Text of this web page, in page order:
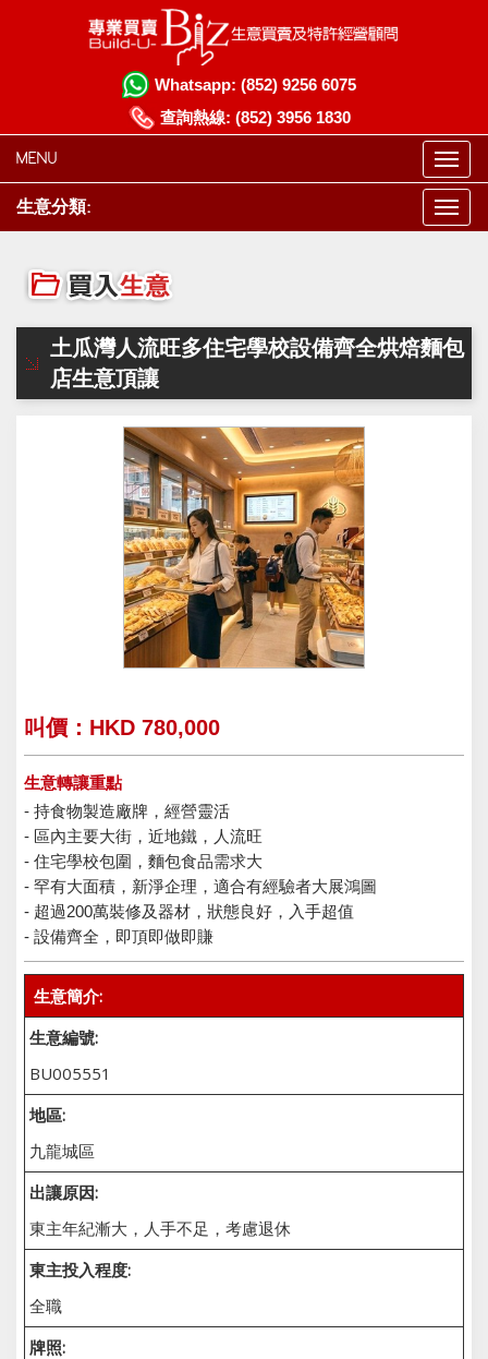
Whatsapp: (852) 9256 6075
查詢熱線: (852) 3956 1830
MENU
生意分類:
土瓜灣人流旺多住宅學校設備齊全烘焙麵包
店生意頂讓
叫價：HKD 780,000
生意轉讓重點
- 持食物製造廠牌，經營靈活
- 區內主要大街，近地鐵，人流旺
- 住宅學校包圍，麵包食品需求大
- 罕有大面積，新淨企理，適合有經驗者大展鴻圖
- 超過200萬裝修及器材，狀態良好，入手超值
- 設備齊全，即頂即做即賺
生意簡介:
生意編號:
BU005551
地區:
九龍城區
出讓原因:
東主年紀漸大，人手不足，考慮退休
東主投入程度:
全職
牌照: